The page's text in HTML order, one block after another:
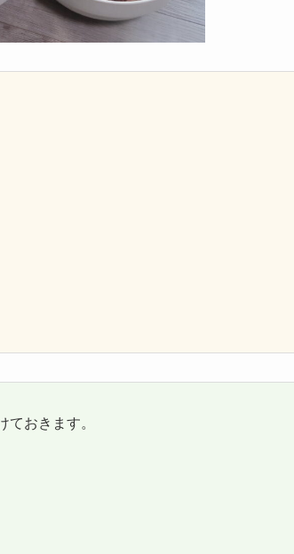
おきます。